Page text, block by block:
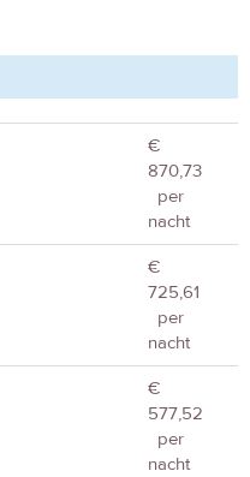
€
870,73
per
nacht
€
725,61
per
nacht
€
577,52
per
nacht